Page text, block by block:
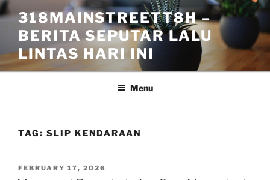
Skip
to
content
318MAINSTREETT8H –
BERITA SEPUTAR LALU
LINTAS HARI INI
Menu
TAG: SLIP KENDARAAN
POSTED
ON
FEBRUARY 17, 2026